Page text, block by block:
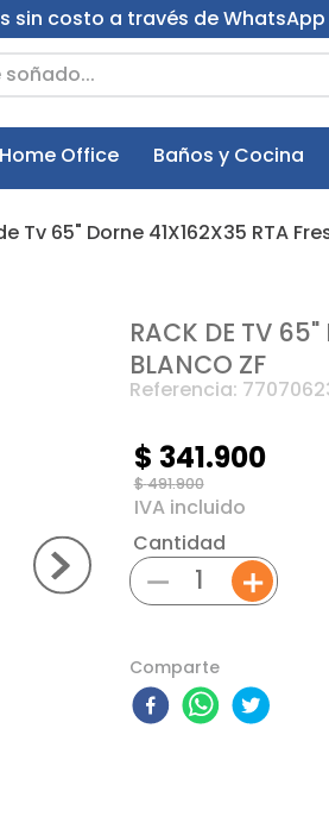
costo a través de WhatsApp
Home Office Baños y Cocina
Tv 65" Dorne 41X162X35 RTA
RACK DE TV 65"
BLANCO ZF
Referencia:
$491.900
$ 341.900
Cantidad
＋
－
Comparte